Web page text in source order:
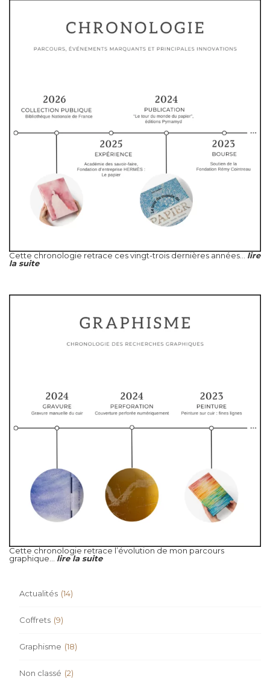
Cette chronologie retrace ces vingt-trois dernières années... lire
la suite
Cette chronologie retrace l’évolution de mon parcours
graphique... lire la suite
Actualités (14)
Coffrets (9)
Graphisme (18)
Non classé (2)